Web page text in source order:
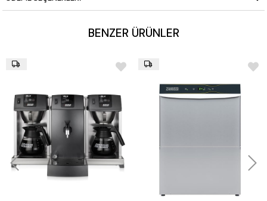
BENZER ÜRÜNLER